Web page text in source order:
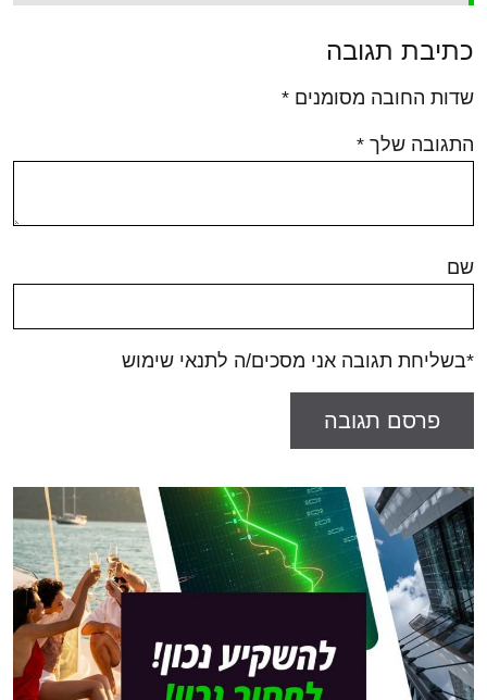
כתיבת תגובה
שדות החובה מסומנים *
התגובה שלך *
שם
*בשליחת תגובה אני מסכים/ה לתנאי שימוש